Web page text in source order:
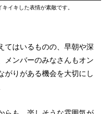
イキした表情が素敵です。
てはいるものの、早朝や深
メンバーのみなさんもオン
がりがある機会を大切にし